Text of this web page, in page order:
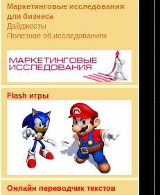
Маркетинговые исследования
для бизнеса
Дайджесты
Полезное об исследованиях
Flash игры
Онлайн переводчик текстов